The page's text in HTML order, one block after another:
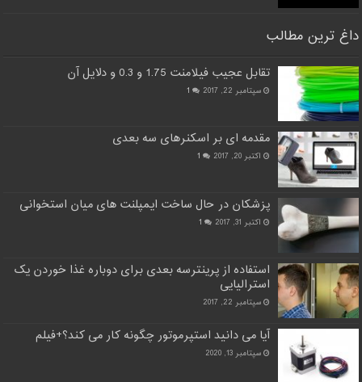
داغ ترین مطالب
تقابل عجیب فیلامنت 1.75 و 0.3 و دلایل آن
سپتامبر 22, 2017 1
مقدمه ای بر اسکنرهای سه بعدی
اکتبر 20, 2017 1
پزشکان در حال ساخت ایمپلنت های میان استخوانی
اکتبر 31, 2017 1
استفاده از پرینترسه بعدی برای دوباره غذا خوردن یک
استرالیایی
سپتامبر 22, 2017
آیا می دانید استپرموتور چگونه کار می کند؟+فیلم
سپتامبر 13, 2020